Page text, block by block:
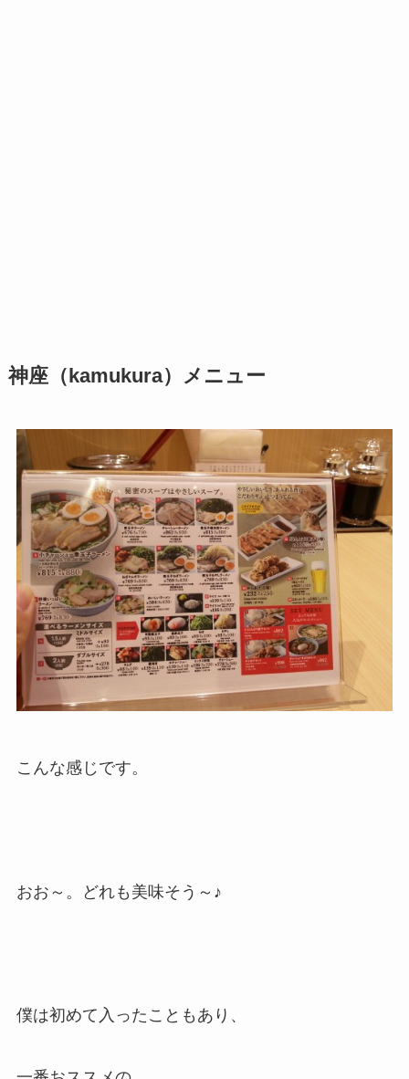
神座（kamukura）メニュー
こんな感じです。
おお～。どれも美味そう～♪
僕は初めて入ったこともあり、